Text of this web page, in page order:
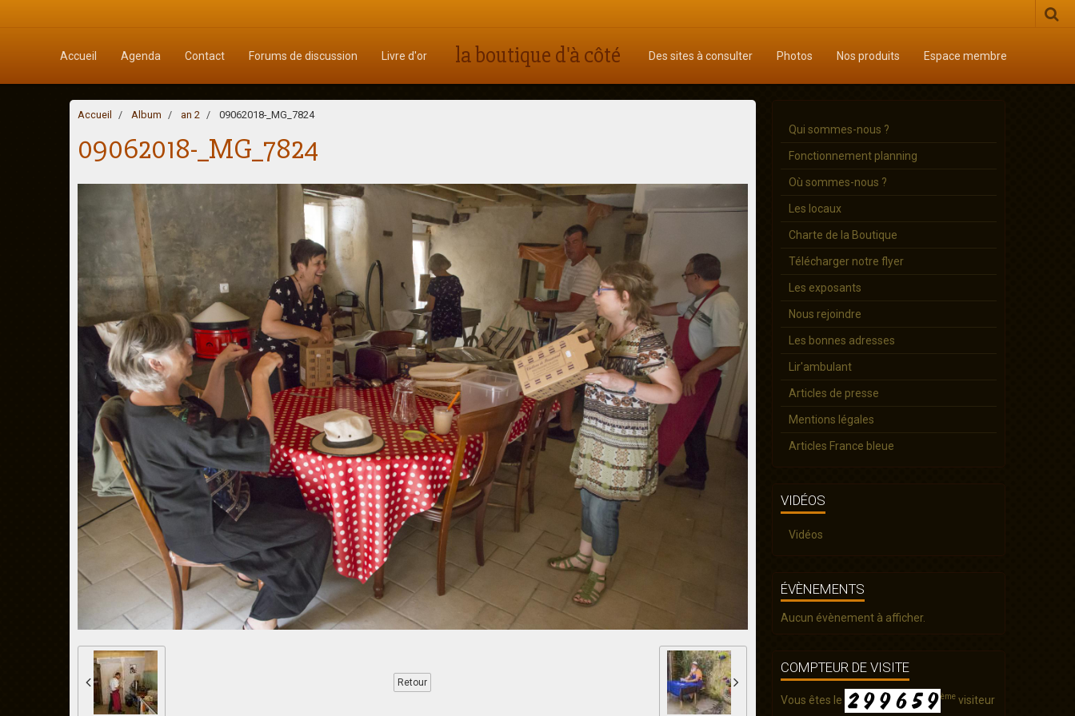
Accueil Agenda Contact Forums de discussion Livre d'or la boutique d'à côté Des sites à consulter Photos Nos produits Espace membre
Accueil Album an 2 09062018-_MG_7824
09062018-_MG_7824
Retour
Qui sommes-nous ?
Fonctionnement planning
Où sommes-nous ?
Les locaux
Charte de la Boutique
Télécharger notre flyer
Les exposants
Nous rejoindre
Les bonnes adresses
Lir'ambulant
Articles de presse
Mentions légales
Articles France bleue
VIDÉOS
Vidéos
ÉVÈNEMENTS
Aucun évènement à afficher.
COMPTEUR DE VISITE
Vous êtes le èmevisiteur